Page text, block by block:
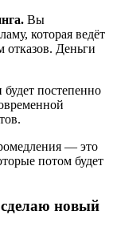
Вы
которая ведёт
отказов. Деньги
постепенно
— это
потом будет
новый